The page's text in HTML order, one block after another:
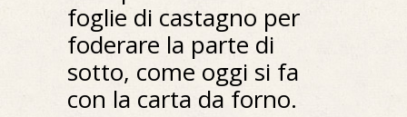
foglie di castagno per
foderare la parte di
sotto, come oggi si fa
con la carta da forno.